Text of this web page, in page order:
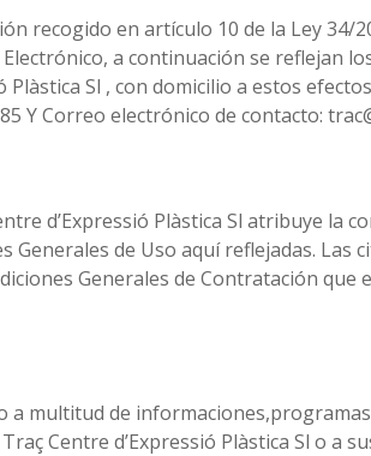
recogido en artículo 10 de la Ley 34/
a continuación se reflejan
Sl , con domicilio a estos
Y Correo electrónico de contacto:
d’Expressió Plàstica Sl atribuye la
Generales de Uso aquí reflejadas. Las
Generales de Contratación que
a multitud de
Centre d’Expressió Plàstica Sl o a